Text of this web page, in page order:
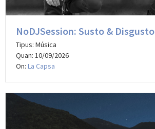
NoDJSession: Susto & Disgusto
Tipus: Música
Quan: 10/09/2026
On: La Capsa